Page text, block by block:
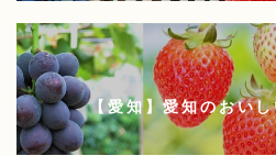
【愛知】愛知のおい